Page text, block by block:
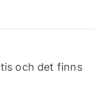
och det finns